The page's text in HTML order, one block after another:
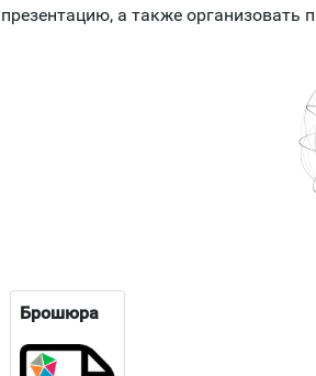
презентацию, а также организовать
Брошюра